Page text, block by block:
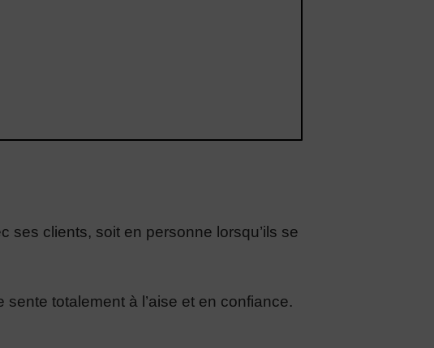
ses clients, soit en personne lorsqu’ils se
sente totalement à l’aise et en confiance.